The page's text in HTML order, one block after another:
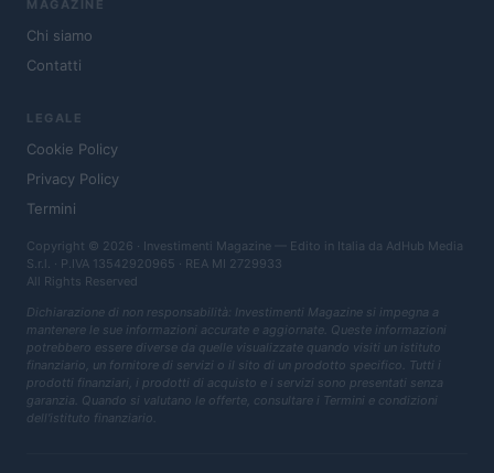
MAGAZINE
Chi siamo
Contatti
LEGALE
Cookie Policy
Privacy Policy
Termini
Copyright © 2026 · Investimenti Magazine — Edito in Italia da AdHub Media
S.r.l. · P.IVA 13542920965 · REA MI 2729933
All Rights Reserved
Dichiarazione di non responsabilità: Investimenti Magazine si impegna a
mantenere le sue informazioni accurate e aggiornate. Queste informazioni
potrebbero essere diverse da quelle visualizzate quando visiti un istituto
finanziario, un fornitore di servizi o il sito di un prodotto specifico. Tutti i
prodotti finanziari, i prodotti di acquisto e i servizi sono presentati senza
garanzia. Quando si valutano le offerte, consultare i Termini e condizioni
dell'istituto finanziario.